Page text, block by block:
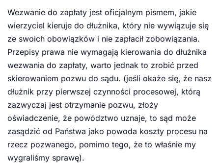
Wezwanie do zapłaty jest oficjalnym pismem, jakie
wierzyciel kieruje do dłużnika, który nie wywiązuje się
ze swoich obowiązków i nie zapłacił zobowiązania.
Przepisy prawa nie wymagają kierowania do dłużnika
wezwania do zapłaty, warto jednak to zrobić przed
skierowaniem pozwu do sądu. (jeśli okaże się, że nasz
dłużnik przy pierwszej czynności procesowej, którą
zazwyczaj jest otrzymanie pozwu, złoży
oświadczenie, że powództwo uznaje, to sąd może
zasądzić od Państwa jako powoda koszty procesu na
rzecz pozwanego, pomimo tego, że to właśnie my
wygraliśmy sprawę).